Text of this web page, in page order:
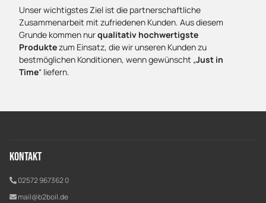
Unser wichtigstes Ziel ist die partnerschaftliche
Zusammenarbeit mit zufriedenen Kunden. Aus diesem
Grunde kommen nurqualitativ hochwertigste
Produktezum Einsatz, die wir unseren Kunden zu
bestmöglichen Konditionen, wenn gewünscht „Just in
Time“ liefern.
Kontakt
02572 967362 0
mail@b2boil.de